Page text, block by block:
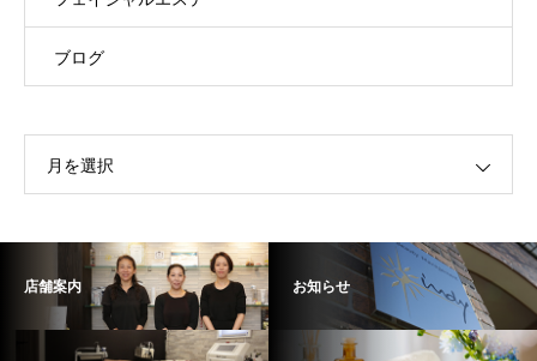
ブログ
月を選択
店舗案内 お知らせ